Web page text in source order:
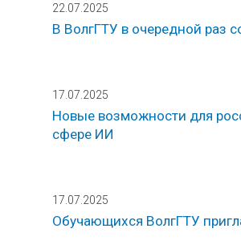
22.07.2025
В ВолгГТУ в очередной раз
17.07.2025
Новые возможности для
сфере ИИ
17.07.2025
Обучающихся ВолгГТУ